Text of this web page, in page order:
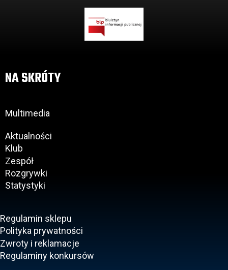
NA SKRÓTY
Multimedia
Aktualności
Klub
Zespół
Rozgrywki
Statystyki
Regulamin sklepu
Polityka prywatności
Zwroty i reklamacje
Regulaminy konkursów